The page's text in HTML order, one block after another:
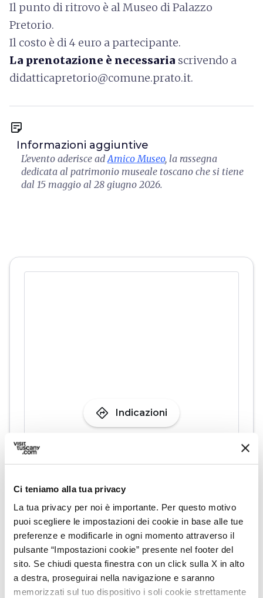
Ci teniamo alla tua privacy
La tua privacy per noi è importante. Per questo motivo
puoi scegliere le impostazioni dei cookie in base alle tue
preferenze e modificarle in ogni momento attraverso il
pulsante “Impostazioni cookie” presente nel footer del
sito. Se chiudi questa finestra con un click sulla X in alto
a destra, proseguirai nella navigazione e saranno
memorizzati sul tuo dispositivo i soli cookie strettamente
Il punto di ritrovo è al Museo di Palazzo
Pretorio.
Il costo è di 4 euro a partecipante.
La prenotazione è necessaria scrivendo a
didatticapretorio@comune.prato.it.
sticky_note_2
Informazioni aggiuntive
L'evento aderisce adAmico Museo, la rassegna
dedicata al patrimonio museale toscano che si tiene
dal 15 maggio al 28 giugno 2026.
directions Indicazioni
Informazioni
home Dove
schedule Quando
Giovedì 11 giugno 2026
dalle17:00alle19:00
Giovedì 25 giugno 2026
dalle17:00alle19:00